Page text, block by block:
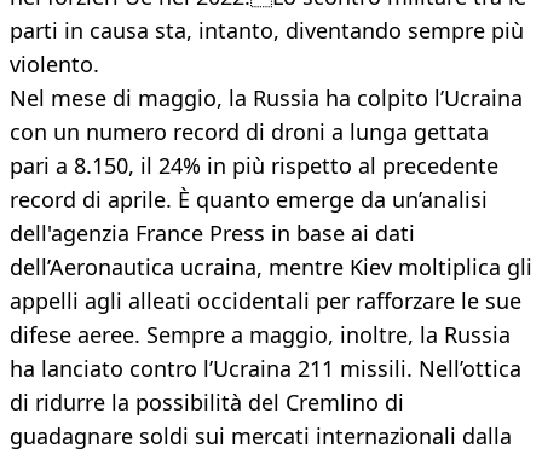
parti in causa sta, intanto, diventando sempre più
violento.
Nel mese di maggio, la Russia ha colpito l’Ucraina
con un numero record di droni a lunga gettata
pari a 8.150, il 24% in più rispetto al precedente
record di aprile. È quanto emerge da un’analisi
dell'agenzia France Press in base ai dati
dell’Aeronautica ucraina, mentre Kiev moltiplica gli
appelli agli alleati occidentali per rafforzare le sue
difese aeree. Sempre a maggio, inoltre, la Russia
ha lanciato contro l’Ucraina 211 missili. Nell’ottica
di ridurre la possibilità del Cremlino di
guadagnare soldi sui mercati internazionali dalla